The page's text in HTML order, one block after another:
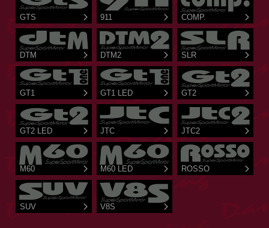
GTS 911 COMP.
DTM DTM2 SLR
GT1 GT1 LED GT2
GT2 LED JTC JTC2
M60 M60 LED ROSSO
SUV V8S